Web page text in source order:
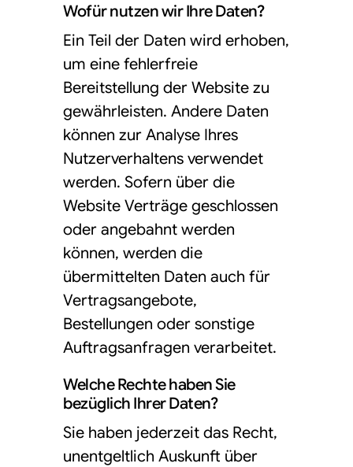
Wofür nutzen wir Ihre Daten?
Ein Teil der Daten wird erhoben,
um eine fehlerfreie
Bereitstellung der Website zu
gewährleisten. Andere Daten
können zur Analyse Ihres
Nutzerverhaltens verwendet
werden. Sofern über die
Website Verträge geschlossen
oder angebahnt werden
können, werden die
übermittelten Daten auch für
Vertragsangebote,
Bestellungen oder sonstige
Auftragsanfragen verarbeitet.
Welche Rechte haben Sie
bezüglich Ihrer Daten?
Sie haben jederzeit das Recht,
unentgeltlich Auskunft über